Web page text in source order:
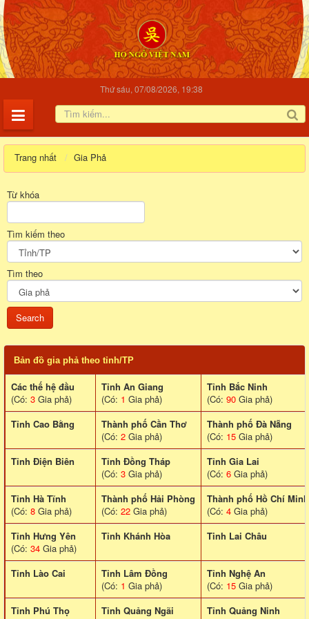
Thứ sáu, 07/08/2026, 19:38
Trang nhất Gia Phả
Từ khóa
Tìm kiếm theo
Tìm theo
Bản đồ gia phả theo tỉnh/TP
Các thế hệ đầu
(Có: 3 Gia phả)
Tỉnh An Giang
(Có: 1 Gia phả)
Tỉnh Bắc Ninh
(Có: 90 Gia phả)
Tỉnh Cao Bằng
Thành phố Cần Thơ
(Có: 2 Gia phả)
Thành phố Đà Nẵng
(Có: 15 Gia phả)
Tỉnh Điện Biên
Tỉnh Đồng Tháp
(Có: 3 Gia phả)
Tỉnh Gia Lai
(Có: 6 Gia phả)
Tỉnh Hà Tĩnh
(Có: 8 Gia phả)
Thành phố Hải Phòng
(Có: 22 Gia phả)
Thành phố Hồ Chí Minh
(Có: 4 Gia phả)
Tỉnh Hưng Yên
(Có: 34 Gia phả)
Tỉnh Khánh Hòa Tinh Lai Châu
Tỉnh Lào Cai
Tỉnh Lâm Đồng
(Có: 1 Gia phả)
Tỉnh Nghệ An
(Có: 15 Gia phả)
Tỉnh Phú Thọ
Tỉnh Quảng Ngãi
Tỉnh Quảng Ninh